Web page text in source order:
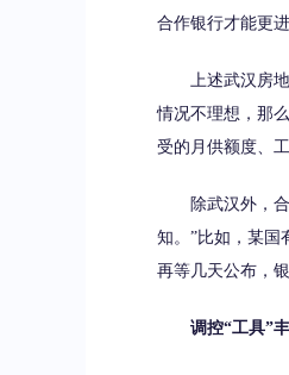
合作银行才能更
上述武汉房地
情况不理想，那
受的月供额度、
除武汉外，合
知。”比如，某国
再等几天公布，
调控“工具”丰